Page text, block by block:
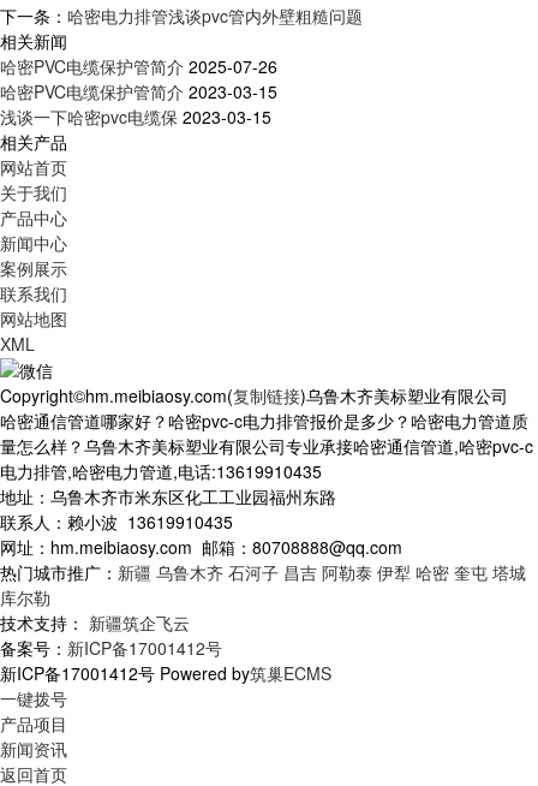
下一条： 哈密电力排管浅谈pvc管内外壁粗糙问题
相关新闻
哈密PVC电缆保护管简介 2025-07-26
哈密PVC电缆保护管简介 2023-03-15
浅谈一下哈密pvc电缆保 2023-03-15
相关产品
网站首页
关于我们
产品中心
新闻中心
案例展示
联系我们
网站地图
XML
Copyright©hm.meibiaosy.com(复制链接)乌鲁木齐美标塑业有限公司
哈密通信管道哪家好？哈密pvc-c电力排管报价是多少？哈密电力管道质
量怎么样？乌鲁木齐美标塑业有限公司专业承接哈密通信管道,哈密pvc-c
电力排管,哈密电力管道,电话:13619910435
地址：乌鲁木齐市米东区化工工业园福州东路
联系人：赖小波 13619910435
网址：hm.meibiaosy.com 邮箱：80708888@qq.com
热门城市推广： 新疆 乌鲁木齐 石河子 昌吉 阿勒泰 伊犁 哈密 奎屯 塔城
库尔勒
技术支持： 新疆筑企飞云
备案号： 新ICP备17001412号
新ICP备17001412号 Powered by筑巢ECMS
一键拨号
产品项目
新闻资讯
返回首页